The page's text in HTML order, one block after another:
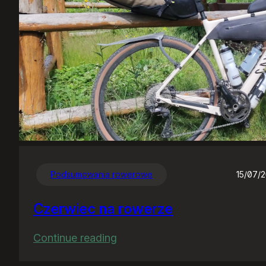
Podsumowania rowerowe 15/07/
Czerwiec na rowerze
Continue reading